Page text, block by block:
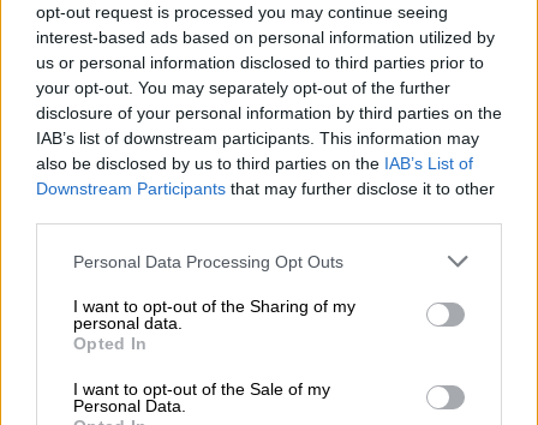
opt-out request is processed you may continue seeing
interest-based ads based on personal information utilized by
us or personal information disclosed to third parties prior to
your opt-out. You may separately opt-out of the further
disclosure of your personal information by third parties on the
IAB’s list of downstream participants. This information may
also be disclosed by us to third parties on the IAB’s List of
Downstream Participants that may further disclose it to other
Personal Data Processing Opt Outs
I want to opt-out of the Sharing of my
personal data.
Opted In
I want to opt-out of the Sale of my
Personal Data.
OPINIONES PLURALES
Conectividad como base de la
digitalización
AUTOR GUZMÁN GARMENDIA